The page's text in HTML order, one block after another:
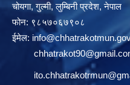
चोयगा, गुल्मी, लुम्बिनी प्रदेश, नेपाल
फोन: ९८५७०६७९०८
ईमेल: